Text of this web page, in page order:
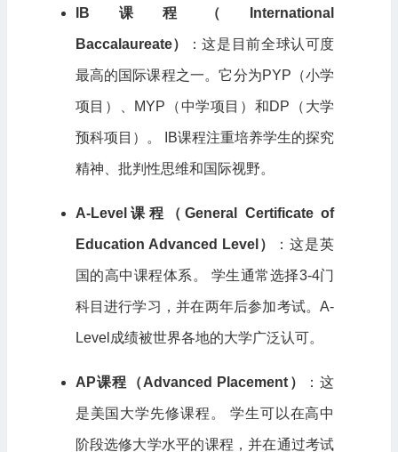
IB课程（International
Baccalaureate） ：这是目前全球认可度
最高的国际课程之一。它分为PYP（小学
项目）、MYP（中学项目）和DP（大学
预科项目）。 IB课程注重培养学生的探究
精神、批判性思维和国际视野。
A-Level课程（General Certificate of
Education Advanced Level） ：这是英
国的高中课程体系。 学生通常选择3-4门
科目进行学习，并在两年后参加考试。A-
Level成绩被世界各地的大学广泛认可。
AP课程（Advanced Placement） ：这
是美国大学先修课程。 学生可以在高中
阶段选修大学水平的课程，并在通过考试